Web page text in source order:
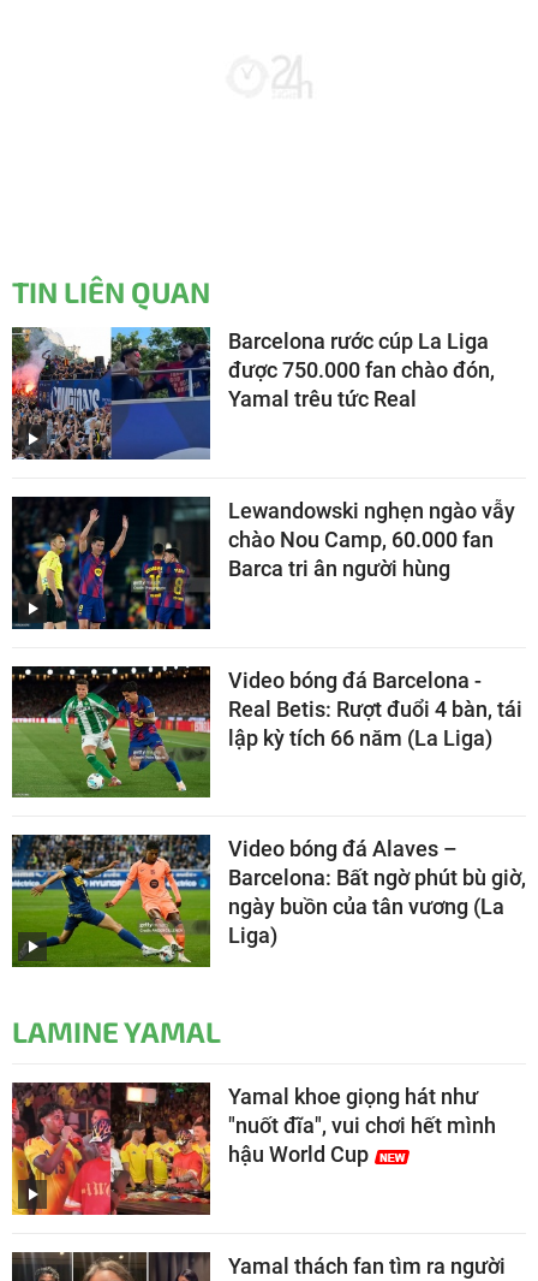
TIN LIÊN QUAN
Barcelona rước cúp La Liga
được 750.000 fan chào đón,
Yamal trêu tức Real
Lewandowski nghẹn ngào vẫy
chào Nou Camp, 60.000 fan
Barca tri ân người hùng
Video bóng đá Barcelona -
Real Betis: Rượt đuổi 4 bàn, tái
lập kỳ tích 66 năm (La Liga)
Video bóng đá Alaves –
Barcelona: Bất ngờ phút bù giờ,
ngày buồn của tân vương (La
Liga)
LAMINE YAMAL
Yamal khoe giọng hát như
"nuốt đĩa", vui chơi hết mình
hậu World Cup
Yamal thách fan tìm ra người